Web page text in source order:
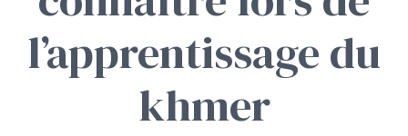
l’apprentissage du
khmer